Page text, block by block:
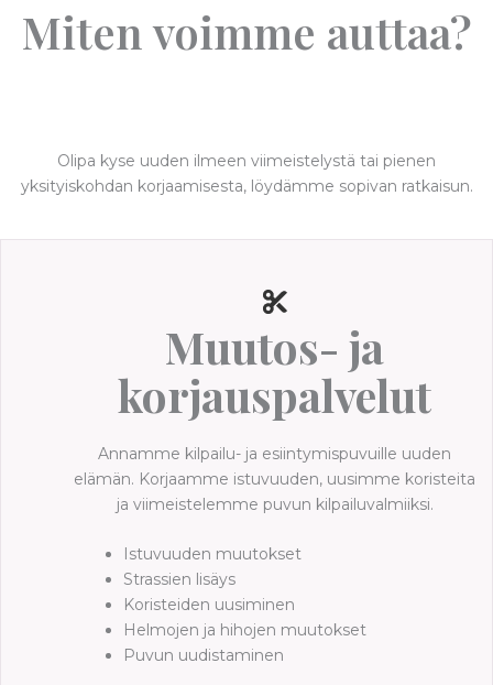
Miten voimme auttaa?
Olipa kyse uuden ilmeen viimeistelystä tai pienen
yksityiskohdan korjaamisesta, löydämme sopivan ratkaisun.
Muutos- ja
korjauspalvelut
Annamme kilpailu- ja esiintymispuvuille uuden
elämän. Korjaamme istuvuuden, uusimme koristeita
ja viimeistelemme puvun kilpailuvalmiiksi.
Istuvuuden muutokset
Strassien lisäys
Koristeiden uusiminen
Helmojen ja hihojen muutokset
Puvun uudistaminen